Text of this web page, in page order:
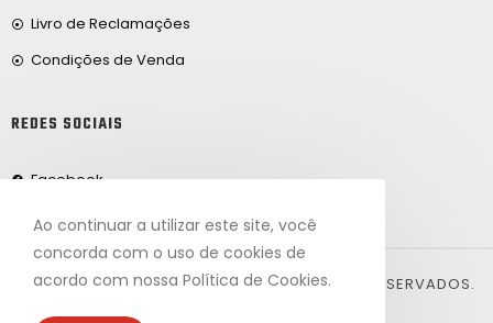
Livro de Reclamações
Condições de Venda
REDES SOCIAIS
Facebook
© 2024, FRIBEIRO.COM. TODOS OS DIREITOS RESERVADOS.
Ao continuar a utilizar este site, você
concorda com o uso de cookies de
acordo com nossa Política de Cookies.